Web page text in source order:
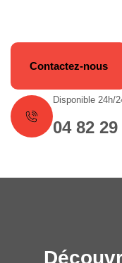
Contactez-nous
Disponible 24h/
04 82